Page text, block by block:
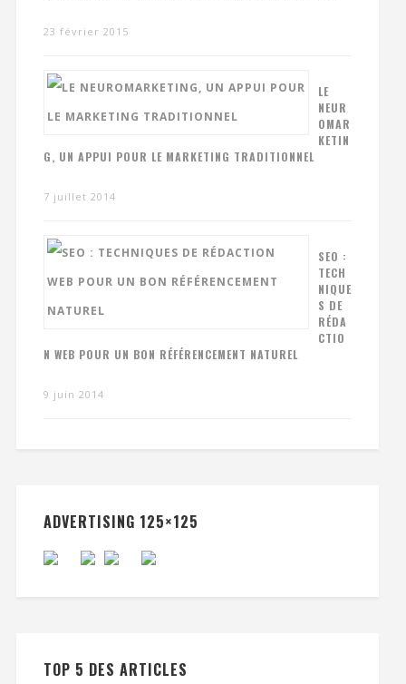
23 février 2015
LE
NEUR
OMAR
KETIN
G, UN APPUI POUR LE MARKETING TRADITIONNEL
7 juillet 2014
SEO :
TECH
NIQUE
S DE
RÉDA
CTIO
N WEB POUR UN BON RÉFÉRENCEMENT NATUREL
9 juin 2014
ADVERTISING 125×125
TOP 5 DES ARTICLES